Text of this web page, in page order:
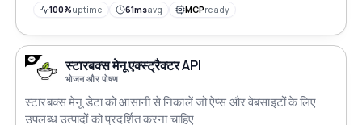
100%uptime 61msavg MCPready
स्टारबक्स मेनू एक्स्ट्रैक्टर API
भोजन और पोषण
स्टारबक्स मेनू डेटा को आसानी से निकालें जो ऐप्स और वेबसाइटों के लिए
उपलब्ध उत्पादों को प्रदर्शित करना चाहिए